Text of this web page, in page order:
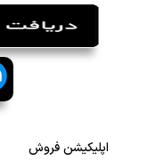
اپلیکیشن فروش